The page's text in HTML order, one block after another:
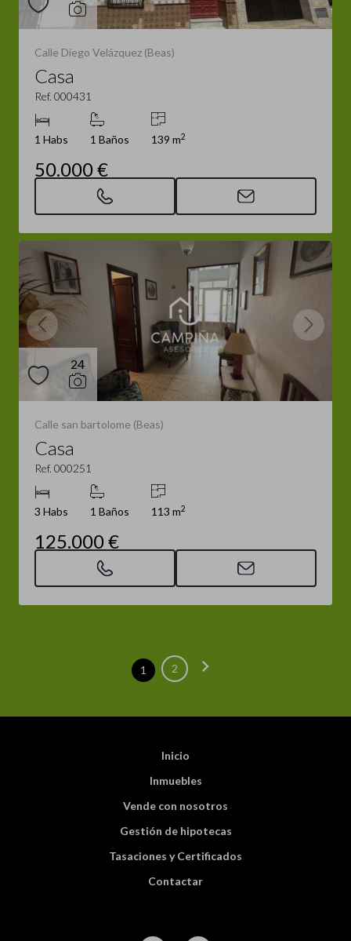
Calle Diego Velázquez (Beas)
Casa
Ref. 000431
1 Habs 1 Baños 139 m2
50.000 €
24
Calle san bartolome (Beas)
Casa
Ref. 000251
3 Habs 1 Baños 113 m2
125.000 €
1 2 chevron_right
Inicio
Inmuebles
Vende con nosotros
Gestión de hipotecas
Tasaciones y Certificados
Contactar